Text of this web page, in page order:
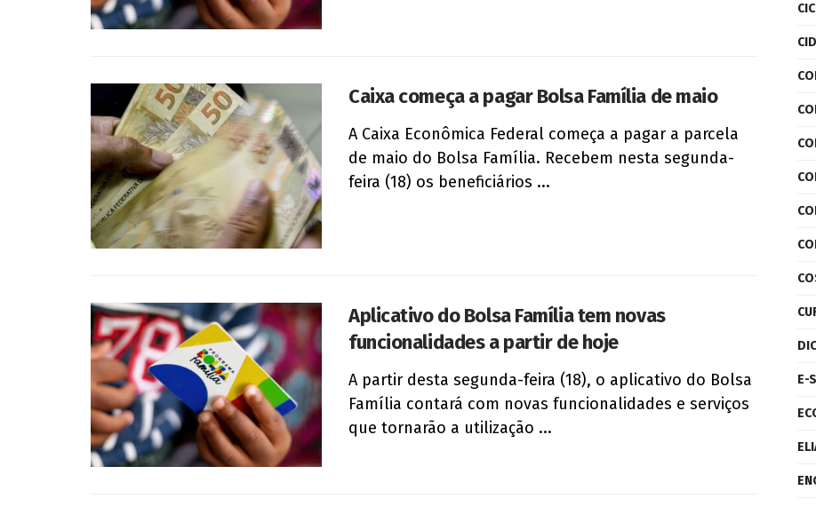
Caixa começa a pagar Bolsa Família de maio
A Caixa Econômica Federal começa a pagar a parcela
de maio do Bolsa Família. Recebem nesta segunda-
feira (18) os beneficiários ...
Aplicativo do Bolsa Família tem novas
funcionalidades a partir de hoje
A partir desta segunda-feira (18), o aplicativo do Bolsa
Família contará com novas funcionalidades e serviços
que tornarão a utilização ...
E-